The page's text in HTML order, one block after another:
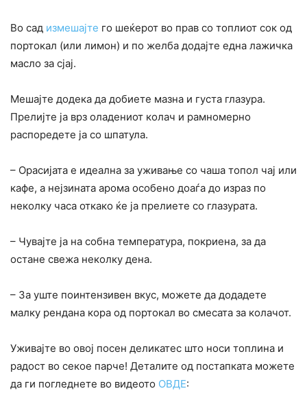
Во сад измешајте го шеќерот во прав со топлиот сок од
портокал (или лимон) и по желба додајте една лажичка
масло за сјај.
Мешајте додека да добиете мазна и густа глазура.
Прелијте ја врз оладениот колач и рамномерно
распоредете ја со шпатула.
– Орасијата е идеална за уживање со чаша топол чај или
кафе, а нејзината арома особено доаѓа до израз по
неколку часа откако ќе ја прелиете со глазурата.
– Чувајте ја на собна температура, покриена, за да
остане свежа неколку дена.
– За уште поинтензивен вкус, можете да додадете
малку рендана кора од портокал во смесата за колачот.
Уживајте во овој посен деликатес што носи топлина и
радост во секое парче! Деталите од постапката можете
да ги погледнете во видеото ОВДЕ: